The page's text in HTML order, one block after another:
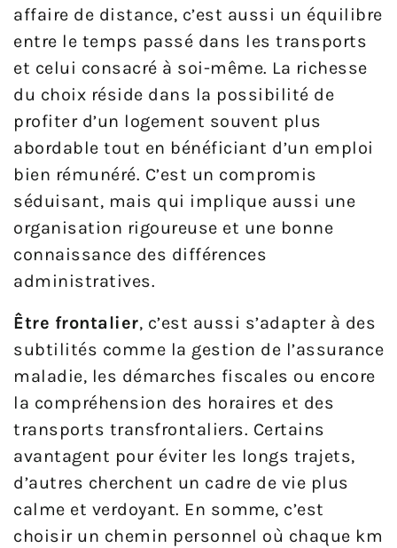
affaire de distance, c’est aussi un équilibre
entre le temps passé dans les transports
et celui consacré à soi-même. La richesse
du choix réside dans la possibilité de
profiter d’un logement souvent plus
abordable tout en bénéficiant d’un emploi
bien rémunéré. C’est un compromis
séduisant, mais qui implique aussi une
organisation rigoureuse et une bonne
connaissance des différences
administratives.
Être frontalier, c’est aussi s’adapter à des
subtilités comme la gestion de l’assurance
maladie, les démarches fiscales ou encore
la compréhension des horaires et des
transports transfrontaliers. Certains
avantagent pour éviter les longs trajets,
d’autres cherchent un cadre de vie plus
calme et verdoyant. En somme, c’est
choisir un chemin personnel où chaque km